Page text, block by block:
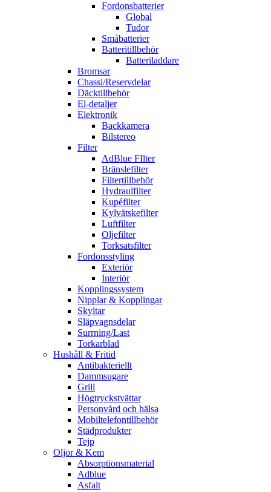
Fordonsbatterier
Global
Tudor
Småbatterier
Batteritillbehör
Batteriladdare
Bromsar
Chassi/Reservdelar
Däcktillbehör
El-detaljer
Elektronik
Backkamera
Bilstereo
Filter
AdBlue FIlter
Bränslefilter
Filtertillbehör
Hydraulfilter
Kupéfilter
Kylvätskefilter
Luftfilter
Oljefilter
Torksatsfilter
Fordonsstyling
Exteriör
Interiör
Kopplingssystem
Nipplar & Kopplingar
Skyltar
Släpvagnsdelar
Surrning/Last
Torkarblad
Hushåll & Fritid
Antibakteriellt​
Dammsugare
Grill
Högtryckstvättar
Personvård och hälsa
Mobiltelefontillbehör
Städprodukter
Tejp
Oljor & Kem
Absorptionsmaterial
Adblue
Asfalt